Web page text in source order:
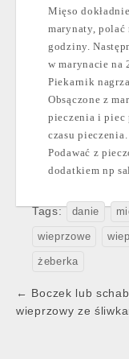
Mięso
marynaty,
godziny.
w marynacie na
Piekarnik
Obsączone z
pieczenia i piec
czasu
Podawać z
dodatkiem np
Tags: danie
wieprzowe
żeberka
Post
navigation
← Boczek lub schab
wieprzowy ze